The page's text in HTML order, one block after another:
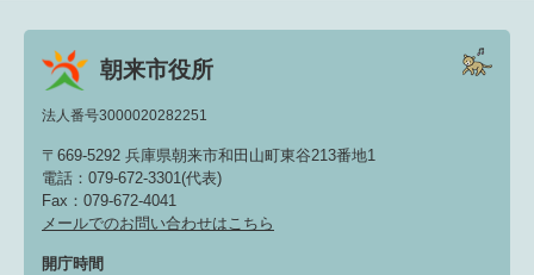
朝来市役所
法人番号3000020282251
〒669-5292 兵庫県朝来市和田山町東谷213番地1
電話：079-672-3301(代表)
Fax：079-672-4041
メールでのお問い合わせはこちら
開庁時間